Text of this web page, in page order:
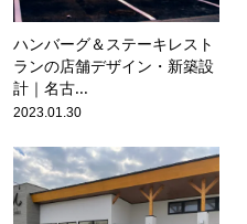
ハンバーグ＆ステーキレスト
ランの店舗デザイン・新築設
計｜名古...
2023.01.30